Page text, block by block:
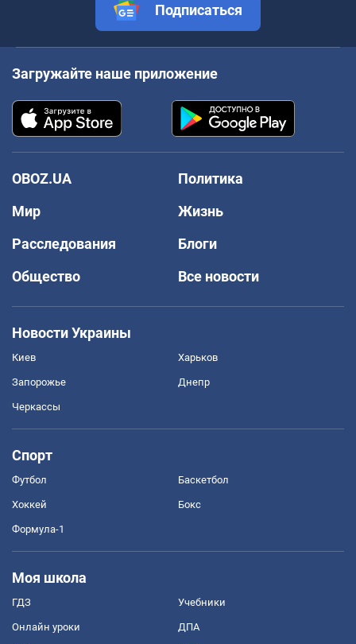
Подписаться
Загружайте наше приложение
OBOZ.UA
Политика
Мир
Жизнь
Расследования
Блоги
Общество
Все новости
Новости Украины
Киев Харьков
Запорожье Днепр
Черкассы
Спорт
Футбол Баскетбол
Хоккей Бокс
Формула-1
Моя школа
ГДЗ Учебники
Онлайн уроки ДПА